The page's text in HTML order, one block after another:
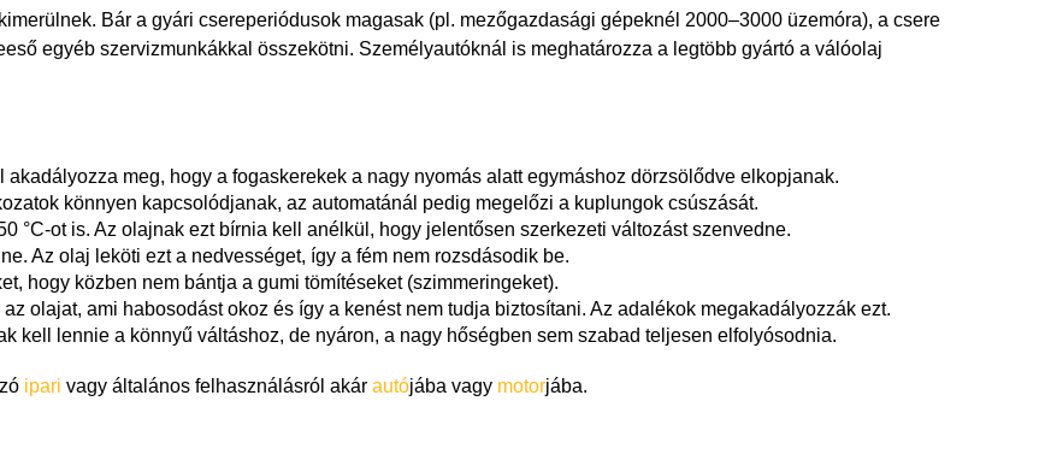
Bár a gyári csereperiódusok magasak (pl. mezőgazdasági gépeknél 2000–3000 üzemóra), a csere
egyéb szervizmunkákkal összekötni. Személyautóknál is meghatározza a legtöbb gyártó a válóolaj
meg, hogy a fogaskerekek a nagy nyomás alatt egymáshoz dörzsölődve elkopjanak.
könnyen kapcsolódjanak, az automatánál pedig megelőzi a kuplungok csúszását.
°C-ot is. Az olajnak ezt bírnia kell anélkül, hogy jelentősen szerkezeti változást szenvedne.
Az olaj leköti ezt a nedvességet, így a fém nem rozsdásodik be.
hogy közben nem bántja a gumi tömítéseket (szimmeringeket).
az olajat, ami habosodást okoz és így a kenést nem tudja biztosítani. Az adalékok megakadályozzák ezt.
kell lennie a könnyű váltáshoz, de nyáron, a nagy hőségben sem szabad teljesen elfolyósodnia.
ipari vagy általános felhasználásról akár autójába vagy motorjába.